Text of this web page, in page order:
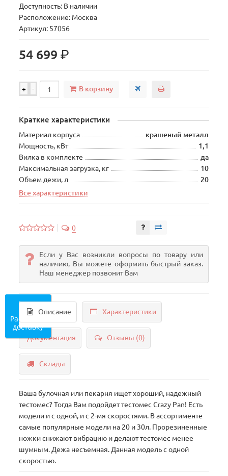
Доступность: В наличии
Расположение: Москва
Артикул: 57056
54 699р.
+ - В корзину
Краткие характеристики
Материал корпуса
крашеный металл
Мощность, кВт
1,1
Вилка в комплекте
да
Максимальная загрузка, кг
10
Объем дежи, л
20
Все характеристики
0
Если у Вас возникли вопросы по товару или
наличию, Вы можете оформить быстрый заказ.
Наш менеджер позвонит Вам
Описание Характеристики
Документация Отзывы (0)
Склады
Ваша булочная или пекарня ищет хороший, надежный
тестомес? Тогда Вам подойдет тестомес Crazy Pan! Есть
модели и с одной, и с 2-мя скоростями. В ассортименте
самые популярные модели на 20 и 30л. Прорезиненные
ножки снижают вибрацию и делают тестомес менее
шумным. Дежа несъемная. Данная модель с одной
скоростью.
Рассчитать
доставку